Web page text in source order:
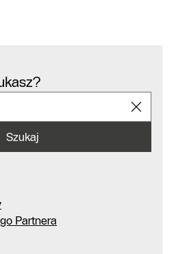
Szukaj
Partnera